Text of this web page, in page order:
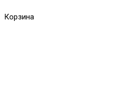
Корзина